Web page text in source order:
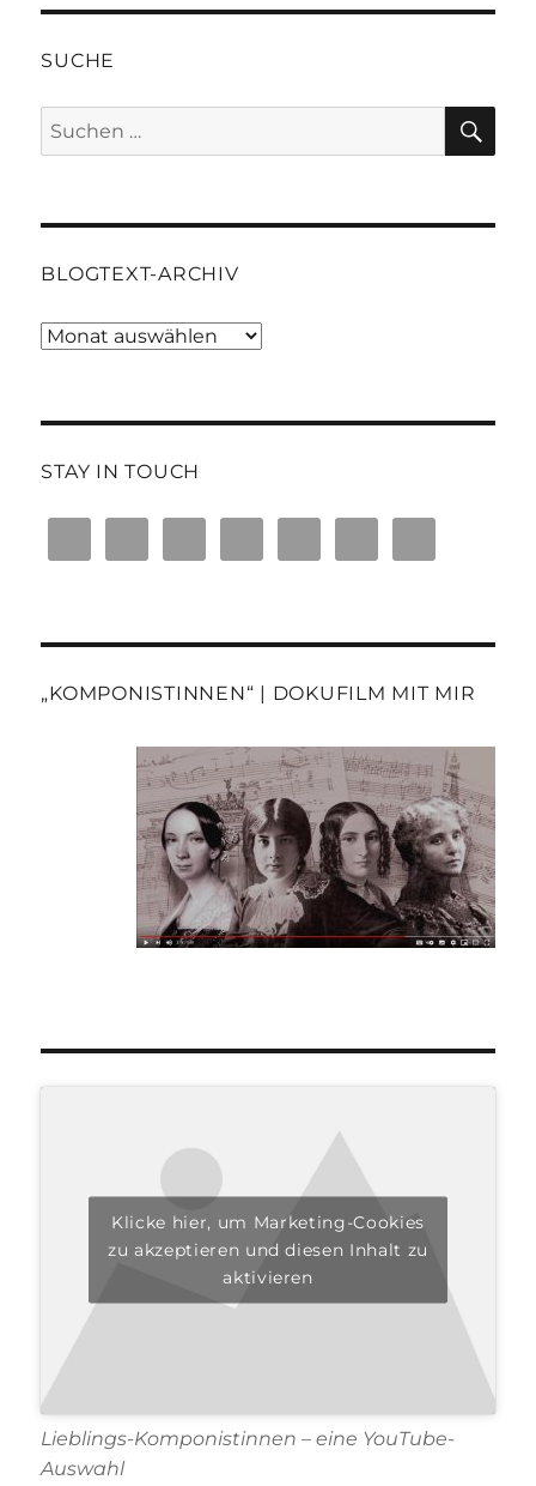
SUCHE
Suchen
nach:
BLOGTEXT-ARCHIV
Blogtext-
STAY IN TOUCH
„KOMPONISTINNEN“ | DOKUFILM MIT MIR
Klicke hier, um Marketing-Cookies
zu akzeptieren und diesen Inhalt zu
aktivieren
Lieblings-Komponistinnen – eine YouTube-
Auswahl